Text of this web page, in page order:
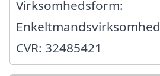
Virksomhedsform:
Enkeltmandsvirksomhed
CVR: 32485421